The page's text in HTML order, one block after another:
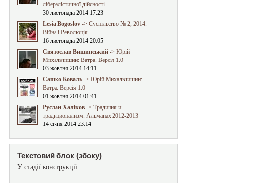
лібералістичної дійсності
30 листопада 2014 17:23
Lesia Bogoslov -> Суспільство № 2, 2014.
Війна і Революція
16 листопада 2014 20:05
Святослав Вишинський -> Юрій
Михальчишин: Ватра. Версія 1.0
03 жовтня 2014 14:11
Сашко Коваль -> Юрій Михальчишин:
Ватра. Версія 1.0
01 жовтня 2014 01:41
Руслан Халіков -> Традиция и
традиционализм. Альманах 2012-2013
14 січня 2014 23:14
Текстовий блок (збоку)
У стадії конструкції.